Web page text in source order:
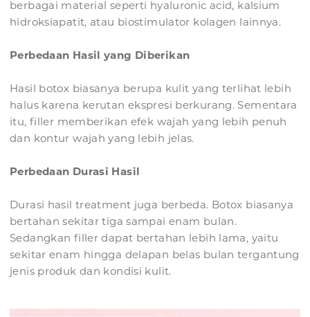
berbagai material seperti hyaluronic acid, kalsium
hidroksiapatit, atau biostimulator kolagen lainnya.
Perbedaan Hasil yang Diberikan
Hasil botox biasanya berupa kulit yang terlihat lebih
halus karena kerutan ekspresi berkurang. Sementara
itu, filler memberikan efek wajah yang lebih penuh
dan kontur wajah yang lebih jelas.
Perbedaan Durasi Hasil
Durasi hasil treatment juga berbeda. Botox biasanya
bertahan sekitar tiga sampai enam bulan.
Sedangkan filler dapat bertahan lebih lama, yaitu
sekitar enam hingga delapan belas bulan tergantung
jenis produk dan kondisi kulit.